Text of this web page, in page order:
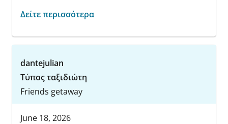
Δείτε περισσότερα
dantejulian
Τύπος ταξιδιώτη
Friends getaway
June 18, 2026